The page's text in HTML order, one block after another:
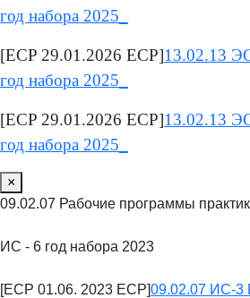
год набора 2025_
[ECP 29.01.2026 ECP]13.02.13
год набора 2025_
[ECP 29.01.2026 ECP]13.02.13
год набора 2025_
×
09.02.07 Рабочие программы практик
ИС - 6 год набора 2023
[ECP 01.06. 2023 ECP]09.02.07 ИС-3